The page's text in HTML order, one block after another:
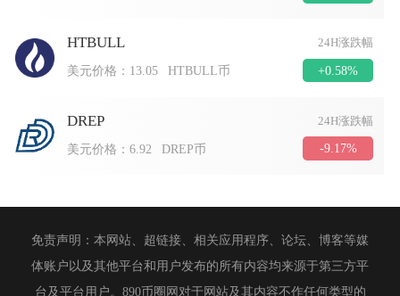
HTBULL 24H涨跌幅
美元价格： 13.05 HTBULL币 +0.58%
DREP 24H涨跌幅
美元价格：6.92 DREP币 -9.17%
免责声明：本网站、超链接、相关应用程序、论坛、博客等媒
体账户以及其他平台和用户发布的所有内容均来源于第三方平
台及平台用户。890币圈网对于网站及其内容不作任何类型的